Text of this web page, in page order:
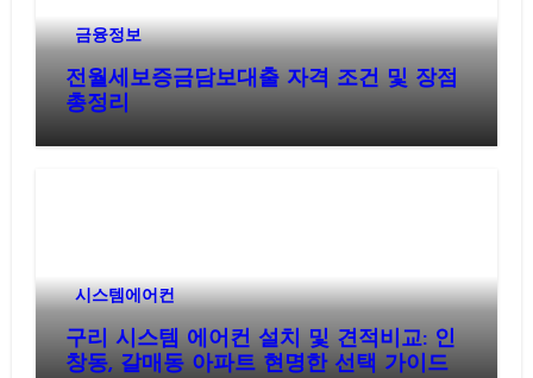
금융정보
전월세보증금담보대출 자격 조건 및 장점
총정리
시스템에어컨
구리 시스템 에어컨 설치 및 견적비교: 인
창동, 갈매동 아파트 현명한 선택 가이드